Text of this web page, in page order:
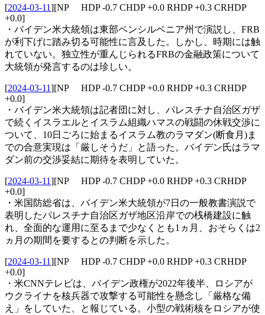
[2024-03-11][NP HDP -0.7 CHDP +0.0 RHDP +0.3 CRHDP
+0.0]
・バイデン米大統領は東部ペンシルベニア州で演説し、FRB
が利下げに踏み切る可能性に言及した。しかし、時期には触
れていない。独立性が重んじられるFRBの金融政策について
大統領が発言するのは珍しい。
[2024-03-11][NP HDP -0.7 CHDP +0.0 RHDP +0.3 CRHDP
+0.0]
・バイデン米大統領は記者団に対し、パレスチナ自治区ガザ
で続くイスラエルとイスラム組織ハマスの戦闘の休戦交渉に
ついて、10日ごろに始まるイスラム教のラマダン(断食月)ま
での合意実現は「厳しそうだ」と語った。バイデン氏はラマ
ダン前の交渉妥結に期待を表明していた。
[2024-03-11][NP HDP -0.7 CHDP +0.0 RHDP +0.3 CRHDP
+0.0]
・米国防総省は、バイデン米大統領が7日の一般教書演説で
表明したパレスチナ自治区ガザ地区沿岸での桟橋建設に触
れ、全面的な運用に至るまで少なくとも1ヵ月、おそらくは2
ヵ月の期間を要するとの判断を示した。
[2024-03-11][NP HDP -0.7 CHDP +0.0 RHDP +0.3 CRHDP
+0.0]
・米CNNテレビは、バイデン政権が2022年後半、ロシアが
ウクライナを核兵器で攻撃する可能性を懸念し「厳格な備
え」をしていた、と報じている。小型の戦術核をロシアが使